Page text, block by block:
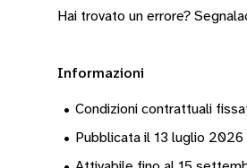
Hai trovato un errore?
Informazioni
• Condizioni contrattuali
• Pubblicata il 13 luglio 2026